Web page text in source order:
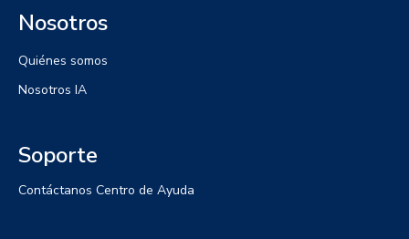
Nosotros
Quiénes somos
Nosotros IA
Soporte
Contáctanos Centro de Ayuda